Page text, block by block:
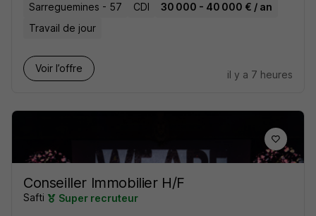
Sarreguemines - 57 CDI
30 000 - 40 000 € / an
Travail de jour
Voir l’offre
il y a 7 heures
Conseiller Immobilier H/F
Safti Super recruteur